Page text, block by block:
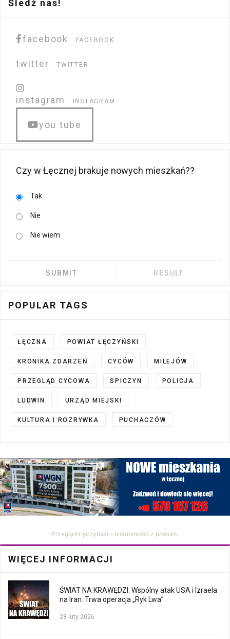
Śledź nas!
facebook FACEBOOK
twitter TWITTER
instagram INSTAGRAM
you tube
Czy w Łęcznej brakuje nowych mieszkań??
Tak
Nie
Nie wiem
POPULAR TAGS
ŁĘCZNA POWIAT ŁĘCZYŃSKI
KRONIKA ZDARZEŃ CYCÓW MILEJÓW
PRZEGLĄD CYCOWA SPICZYN POLICJA
LUDWIN URZĄD MIEJSKI
KULTURA I ROZRYWKA PUCHACZÓW
Przegląd Łęczyński – wiadomości z powiatu
WIĘCEJ INFORMACJI
ŚWIAT NA KRAWĘDZI: Wspólny atak USA i Izraela
na Iran. Trwa operacja „Ryk Lwa”
28 luty 2026